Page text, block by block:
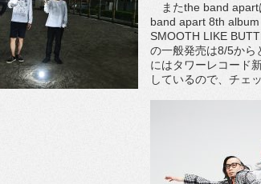
またthe band apart
band apart 8th
SMOOTH LIKE
の一般発売は8/5から
にはタワーレコード
しているので、チェ